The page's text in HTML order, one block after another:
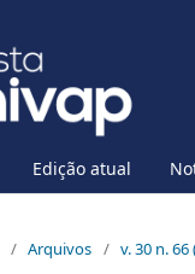
Edição atual
/ Arquivos / v. 30 n.